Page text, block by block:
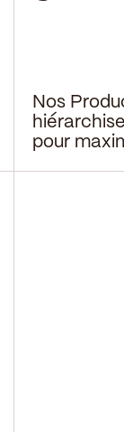
Nos
pour